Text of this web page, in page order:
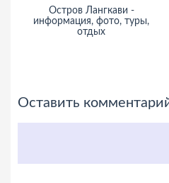
Остров Лангкави -
информация, фото, туры,
отдых
Оставить